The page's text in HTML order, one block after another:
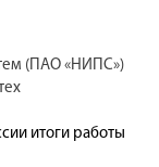
(ПАО «НИПС»)
итоги работы